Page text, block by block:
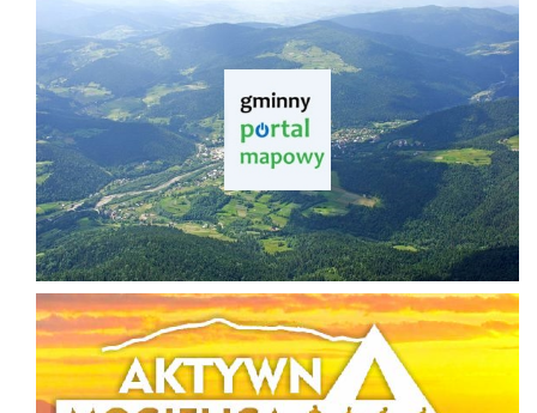
Aktywna Mogielica